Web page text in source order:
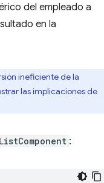
del empleado a
en la
ineficiente de la
las implicaciones de
: